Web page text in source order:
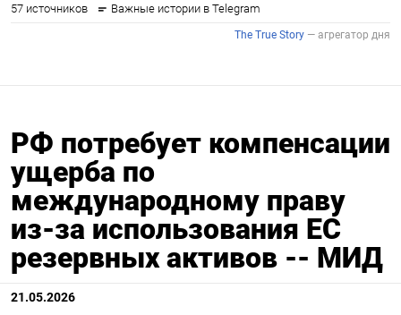
РФ потребует компенсации
ущерба по
международному праву
из-за использования ЕС
резервных активов -- МИД
21.05.2026